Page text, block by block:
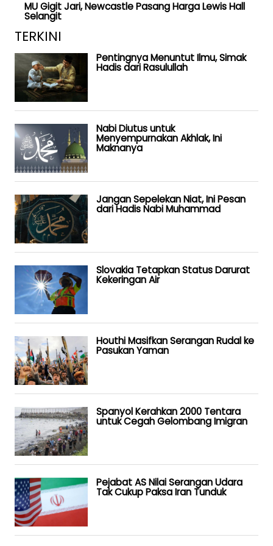
MU Gigit Jari, Newcastle Pasang Harga Lewis Hall
Selangit
TERKINI
Pentingnya Menuntut Ilmu, Simak
Hadis dari Rasulullah
Nabi Diutus untuk
Menyempurnakan Akhlak, Ini
Maknanya
Jangan Sepelekan Niat, Ini Pesan
dari Hadis Nabi Muhammad
Slovakia Tetapkan Status Darurat
Kekeringan Air
Houthi Masifkan Serangan Rudal ke
Pasukan Yaman
Spanyol Kerahkan 2000 Tentara
untuk Cegah Gelombang Imigran
Pejabat AS Nilai Serangan Udara
Tak Cukup Paksa Iran Tunduk